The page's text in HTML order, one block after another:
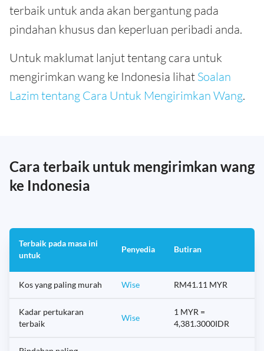
terbaik untuk anda akan bergantung pada
pindahan khusus dan keperluan peribadi anda.
Untuk maklumat lanjut tentang cara untuk
mengirimkan wang ke Indonesia lihat Soalan
Lazim tentang Cara Untuk Mengirimkan Wang.
Cara terbaik untuk mengirimkan wang
ke Indonesia
Terbaik pada masa ini
untuk
Penyedia Butiran
Kos yang paling murah Wise RM41.11 MYR
Kadar pertukaran
terbaik
Wise
1 MYR =
4,381.3000IDR